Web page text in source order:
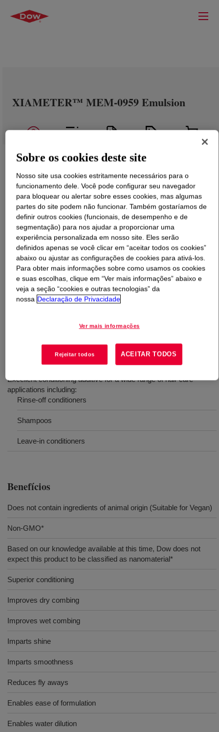
XIAMETER™ MEM-0959 Emulsion
O que éXIAMETER™ MEM-0959 Emulsion
A 50% cationic emulsion of an amine functional silicone
polymer that is an excellent conditioning additive for a
wide range of hair care applications including rinse-off
conditioners, shampoo, and leave-in conditioner. INCI
Cetrimonium Chloride
Excellent conditioning additive for a wide range of hair care
applications including:
Rinse-off conditioners
Shampoos
Leave-in conditioners
Benefícios
Does not contain ingredients of animal origin (Suitable for Vegan)
Non-GMO*
Based on our knowledge available at this time, Dow does not
expect this product to be classified as nanomaterial*
Superior conditioning
Improves dry combing
Improves wet combing
Imparts shine
Imparts smoothness
Reduces fly aways
Enables ease of formulation
Enables water dilution
Sobre os cookies deste site
Nosso site usa cookies estritamente necessários para o
funcionamento dele. Você pode configurar seu navegador
para bloquear ou alertar sobre esses cookies, mas algumas
partes do site podem não funcionar. Também gostaríamos de
definir outros cookies (funcionais, de desempenho e de
segmentação) para nos ajudar a proporcionar uma
experiência personalizada em nosso site. Eles serão
definidos apenas se você clicar em “aceitar todos os cookies”
abaixo ou ajustar as configurações de cookies para ativá-los.
Para obter mais informações sobre como usamos os cookies
e suas escolhas, clique em “Ver mais informações” abaixo e
veja a seção “cookies e outras tecnologias” da
nossa Declaração de Privacidade
Ver mais informações
Rejeitar todos ACEITAR TODOS